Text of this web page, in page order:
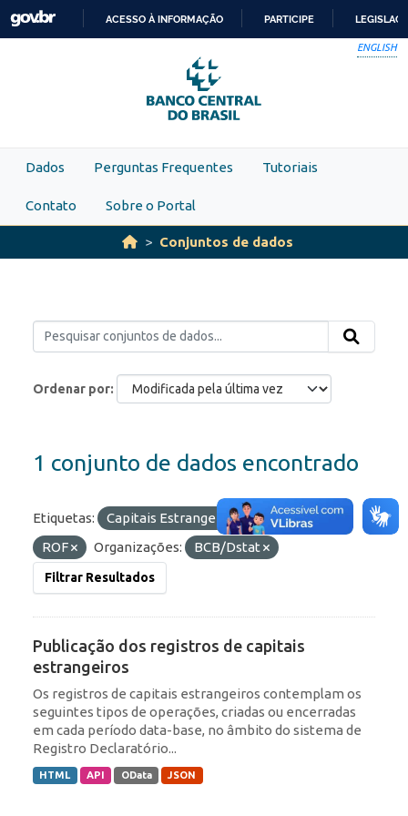
Skip to main content
PARA
O
CONTEÚDO
ACESSO À INFORMAÇÃO PARTICIPE
ENGLISH
Dados Perguntas Frequentes Tutoriais
Contato Sobre o Portal
Conjuntos de dados
Ordenar por
1 conjunto de dados encontrado
Etiquetas: Capitais Estrangeiros
Portfólio
ROF
Organizações: BCB/Dstat
Filtrar Resultados
Publicação dos registros de capitais
estrangeiros
Os registros de capitais estrangeiros contemplam os
seguintes tipos de operações, criadas ou encerradas
em cada período data-base, no âmbito do sistema de
Registro Declaratório...
HTML API OData JSON